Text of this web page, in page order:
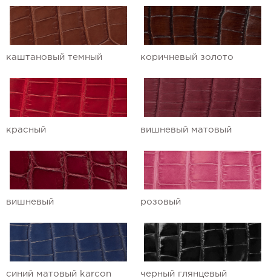
каштановый темный коричневый золото
красный вишневый матовый
вишневый розовый
синий матовый karcon черный глянцевый
Ремешки для часов Ulysse Nardin
Constantin
Ремешки для часов Zenith